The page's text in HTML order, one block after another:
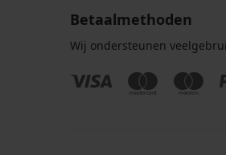
Betaalmethoden
Wij ondersteunen